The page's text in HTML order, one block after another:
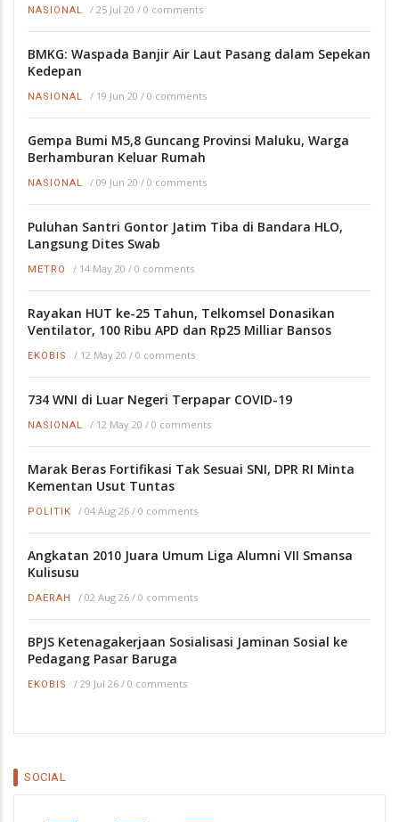
NASIONAL / 25 Jul 20 / 0 comments
BMKG: Waspada Banjir Air Laut Pasang dalam Sepekan
Kedepan
NASIONAL / 19 Jun 20 / 0 comments
Gempa Bumi M5,8 Guncang Provinsi Maluku, Warga
Berhamburan Keluar Rumah
NASIONAL / 09 Jun 20 / 0 comments
Puluhan Santri Gontor Jatim Tiba di Bandara HLO,
Langsung Dites Swab
METRO / 14 May 20 / 0 comments
Rayakan HUT ke-25 Tahun, Telkomsel Donasikan
Ventilator, 100 Ribu APD dan Rp25 Milliar Bansos
EKOBIS / 12 May 20 / 0 comments
734 WNI di Luar Negeri Terpapar COVID-19
NASIONAL / 12 May 20 / 0 comments
Marak Beras Fortifikasi Tak Sesuai SNI, DPR RI Minta
Kementan Usut Tuntas
POLITIK / 04 Aug 26 / 0 comments
Angkatan 2010 Juara Umum Liga Alumni VII Smansa
Kulisusu
DAERAH / 02 Aug 26 / 0 comments
BPJS Ketenagakerjaan Sosialisasi Jaminan Sosial ke
Pedagang Pasar Baruga
EKOBIS / 29 Jul 26 / 0 comments
SOCIAL